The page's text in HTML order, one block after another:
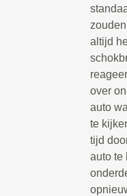
altijd
over
auto
te
tijd
auto te